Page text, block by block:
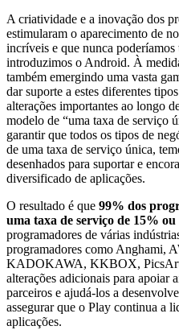
A criatividade e a inovação dos
estimularam o aparecimento de
incríveis e que nunca
introduzimos o Android. À
também emergindo uma vasta
dar suporte a estes diferentes
alterações importantes ao longo
modelo de “uma taxa de serviço
garantir que todos os tipos de
de uma taxa de serviço única,
desenhados para suportar e
diversificado de aplicações.
O resultado é que 99% dos
uma taxa de serviço de 15% ou
programadores de várias
programadores como Anghami,
KADOKAWA, KKBOX, PicsArt,
alterações adicionais para apoiar
parceiros e ajudá-los a
assegurar que o Play continua a
aplicações.